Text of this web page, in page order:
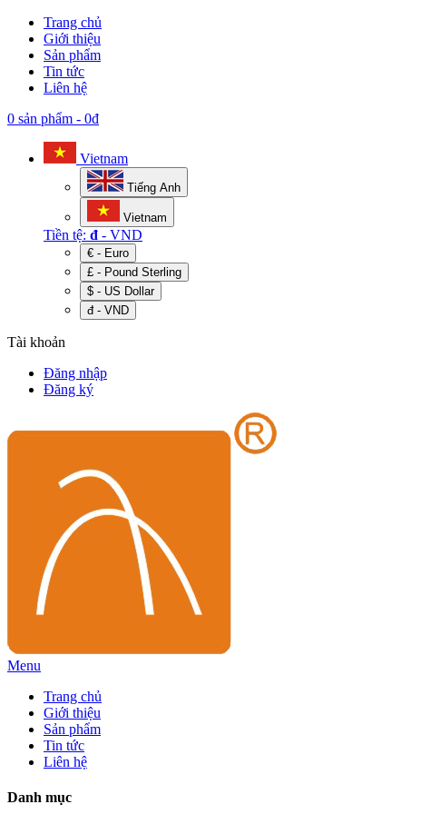
Trang chủ
Giới thiệu
Sản phẩm
Tin tức
Liên hệ
0 sản phẩm - 0đ
Vietnam
Tiếng Anh
Vietnam
Tiền tệ: đ - VND
€ - Euro
£ - Pound Sterling
$ - US Dollar
đ - VND
Tài khoản
Đăng nhập
Đăng ký
Menu
Trang chủ
Giới thiệu
Sản phẩm
Tin tức
Liên hệ
Danh mục